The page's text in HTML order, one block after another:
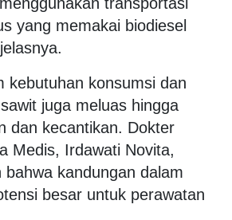
yang memakai biodiesel
kebutuhan konsumsi dan
juga meluas hingga
dan kecantikan. Dokter
Medis, Irdawati Novita,
bahwa kandungan dalam
besar untuk perawatan